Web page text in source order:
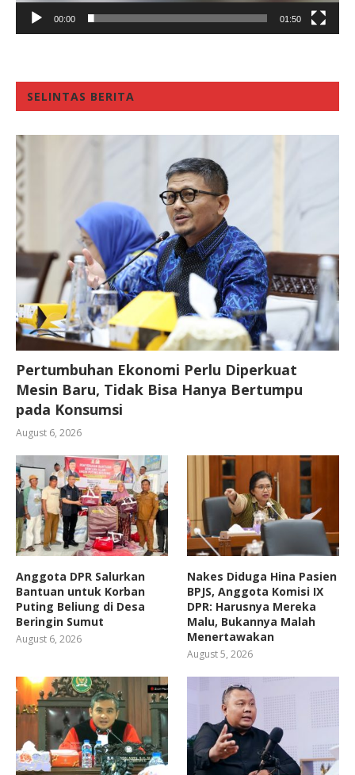
00:00 01:50
SELINTAS BERITA
Pertumbuhan Ekonomi Perlu Diperkuat
Mesin Baru, Tidak Bisa Hanya Bertumpu
pada Konsumsi
August 6, 2026
Anggota DPR Salurkan
Bantuan untuk Korban
Puting Beliung di Desa
Beringin Sumut
August 6, 2026
Nakes Diduga Hina Pasien
BPJS, Anggota Komisi IX
DPR: Harusnya Mereka
Malu, Bukannya Malah
Menertawakan
August 5, 2026